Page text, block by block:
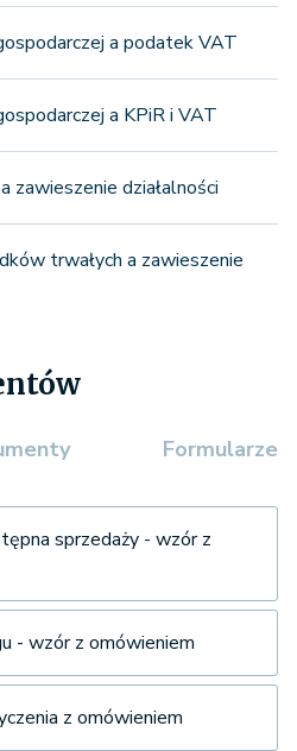
a podatek VAT
a KPiR i VAT
zawieszenie działalności
trwałych a zawieszenie
Formularze
sprzedaży - wzór z
- wzór z omówieniem
z omówieniem